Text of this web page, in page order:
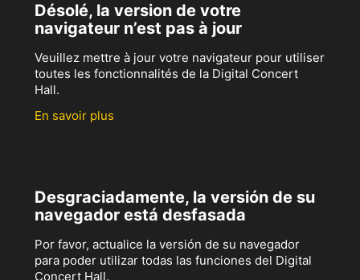
Désolé, la version de votre
navigateur n’est pas à jour
Veuillez mettre à jour votre navigateur pour utiliser
toutes les fonctionnalités de la Digital Concert
Hall.
En savoir plus
Desgraciadamente, la versión de su
navegador está desfasada
Por favor, actualice la versión de su navegador
para poder utilizar todas las funciones del Digital
Concert Hall.